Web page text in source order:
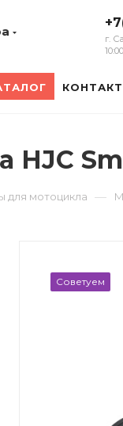
г.
HJC
для мотоцикла —
Советуем